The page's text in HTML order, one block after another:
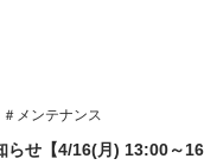
＃メンテナンス
らせ【4/16(月) 13:00～